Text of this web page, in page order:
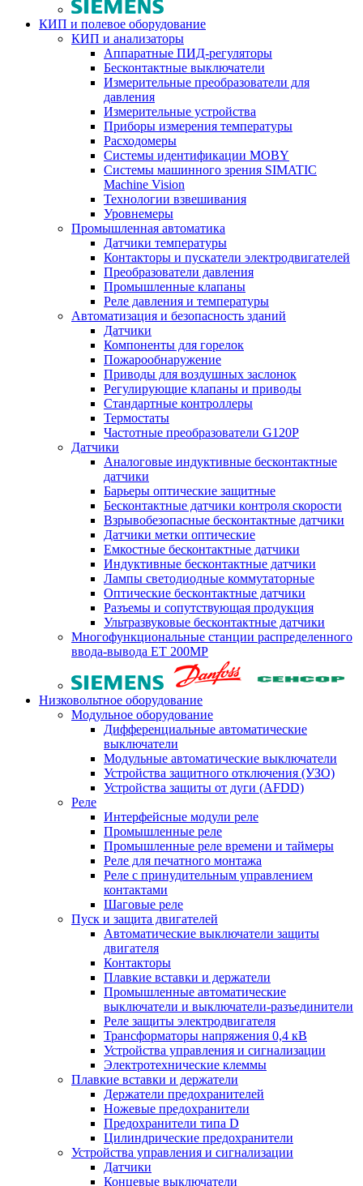
КИП и полевое оборудование
КИП и анализаторы
Аппаратные ПИД-регуляторы
Бесконтактные выключатели
Измерительные преобразователи для
давления
Измерительные устройства
Приборы измерения температуры
Расходомеры
Системы идентификации MOBY
Системы машинного зрения SIMATIC
Machine Vision
Технологии взвешивания
Уровнемеры
Промышленная автоматика
Датчики температуры
Контакторы и пускатели электродвигателей
Преобразователи давления
Промышленные клапаны
Реле давления и температуры
Автоматизация и безопасность зданий
Датчики
Компоненты для горелок
Пожарообнаружение
Приводы для воздушных заслонок
Регулирующие клапаны и приводы
Стандартные контроллеры
Термостаты
Частотные преобразователи G120P
Датчики
Аналоговые индуктивные бесконтактные
датчики
Барьеры оптические защитные
Бесконтактные датчики контроля скорости
Взрывобезопасные бесконтактные датчики
Датчики метки оптические
Емкостные бесконтактные датчики
Индуктивные бесконтактные датчики
Лампы светодиодные коммутаторные
Оптические бесконтактные датчики
Разъемы и сопутствующая продукция
Ультразвуковые бесконтактные датчики
Многофункциональные станции распределенного
ввода-вывода ET 200MP
Низковольтное оборудование
Модульное оборудование
Дифференциальные автоматические
выключатели
Модульные автоматические выключатели
Устройства защитного отключения (УЗО)
Устройства защиты от дуги (AFDD)
Реле
Интерфейсные модули реле
Промышленные реле
Промышленные реле времени и таймеры
Реле для печатного монтажа
Реле с принудительным управлением
контактами
Шаговые реле
Пуск и защита двигателей
Автоматические выключатели защиты
двигателя
Контакторы
Плавкие вставки и держатели
Промышленные автоматические
выключатели и выключатели-разъединители
Реле защиты электродвигателя
Трансформаторы напряжения 0,4 кВ
Устройства управления и сигнализации
Электротехнические клеммы
Плавкие вставки и держатели
Держатели предохранителей
Ножевые предохранители
Предохранители типа D
Цилиндрические предохранители
Устройства управления и сигнализации
Датчики
Концевые выключатели